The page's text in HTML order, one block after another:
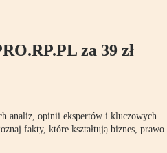
za 39 zł
analiz, opinii ekspertów i kluczowych
fakty, które kształtują biznes, prawo